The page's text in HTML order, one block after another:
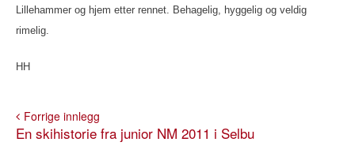
Lillehammer og hjem etter rennet. Behagelig, hyggelig og veldig
rimelig.
HH
Forrige innlegg
En skihistorie fra junior NM 2011 i Selbu